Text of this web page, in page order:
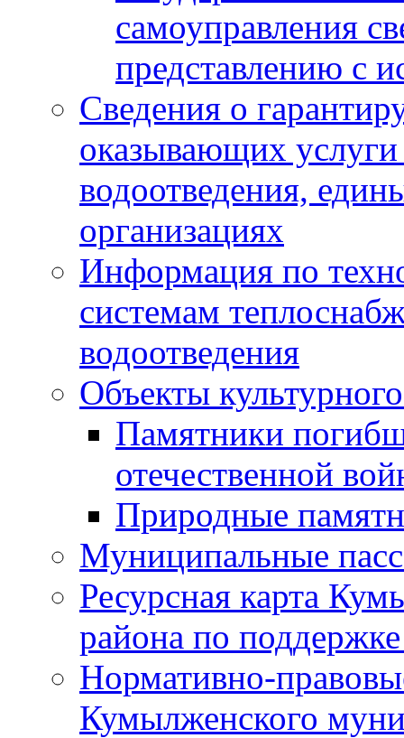
самоуправления
представлению с
Сведения о
оказывающих
водоотведения,
организациях
Информация по
системам
водоотведения
Объекты
Памятники
отечественной
Природные
Муниципальные
Ресурсная карта
района по
Нормативно-
Кумылженского